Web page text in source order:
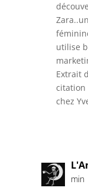
utilise
Extrait
citation
chez
min